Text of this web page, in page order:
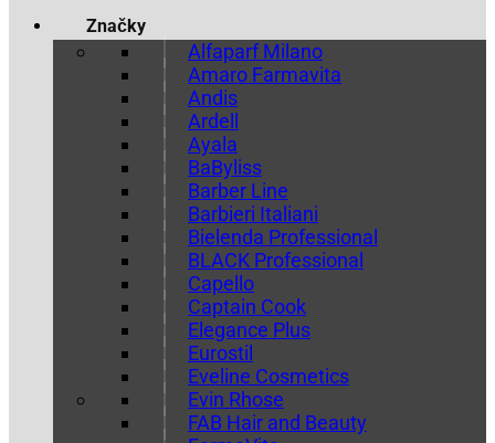
Značky
Alfaparf Milano
Amaro Farmavita
Andis
Ardell
Ayala
BaByliss
Barber Line
Barbieri Italiani
Bielenda Professional
BLACK Professional
Capello
Captain Cook
Elegance Plus
Eurostil
Eveline Cosmetics
Evin Rhose
FAB Hair and Beauty